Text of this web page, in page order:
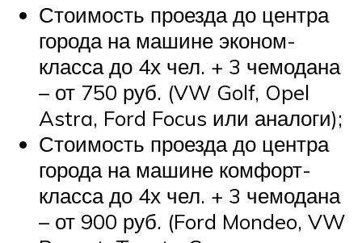
Стоимость проезда до центра
города на машине эконом-
класса до 4х чел. + 3 чемодана
– от 750 руб. (VW Golf, Opel
Astra, Ford Focus или аналоги);
Стоимость проезда до центра
города на машине комфорт-
класса до 4х чел. + 3 чемодана
– от 900 руб. (Ford Mondeo, VW